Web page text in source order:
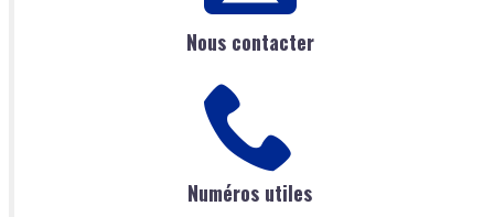
Nous contacter
Numéros utiles